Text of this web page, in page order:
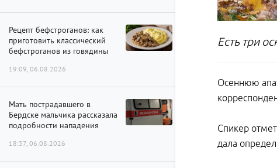
Рецепт бефстроганов: как
приготовить классический
бефстроганов из говядины
19:09, 06.08.2026
Мать пострадавшего в
Бердске мальчика рассказала
подробности нападения
18:37, 06.08.2026
Есть три
Осеннюю
Спикер
дала